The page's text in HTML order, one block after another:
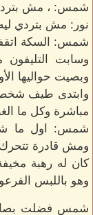
شمس: ، مش بترد
نور: مش بتردي
شمس: السكة
وسابت
وبصيت حواليها
وابتدى طيف
مباشرة وكل ما
شمس: اول ما
ومش قادرة تتحرك
كان له رهبة
وهو باللبس
شمس فضلت بصاله